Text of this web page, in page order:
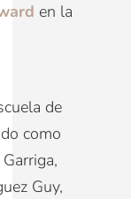
en la
de
como
Guy,